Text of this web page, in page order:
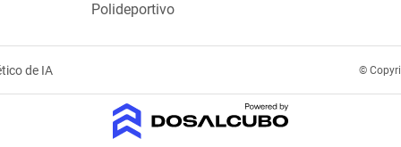
Polideportivo
de IA ©